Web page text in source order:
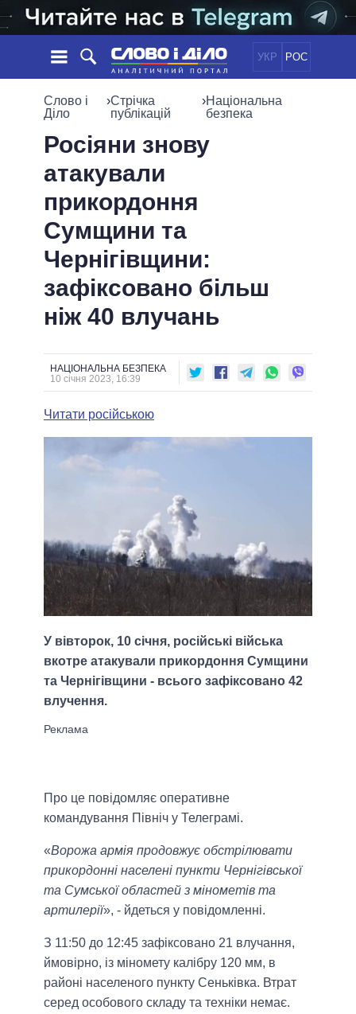
УКР РОС
НОВИНИ
СТРІЧКА
СТАТТІ
ДУМКИ
ОГЛЯДИ
ДАЙДЖЕСТИ
ЕКОНОМІКА
СВІТ
ПОЛIТИКИ
УСІ ПОЛІТИКИ
ПРЕЗИДЕНТ І ОФІС
ВЕРХОВНА РАДА
КАБІНЕТ МІНІСТРІВ
ГОЛОВИ ОБЛАДМІНІСТРАЦІЙ
МЕРИ МІСТ
ІНФОГРАФІКА
ВІДЕО
ПІДТРИМАТИ
ПОРІВНЯННЯ ПОЛІТИКІВ
Слово і
Діло
›Стрічка
публікацій
›Національна
безпека
Росіяни знову
атакували
прикордоння
Сумщини та
Чернігівщини:
зафіксовано більш
ніж 40 влучань
НАЦІОНАЛЬНА БЕЗПЕКА
10 січня 2023, 16:39
Читати російською
У вівторок, 10 січня, російські війська
вкотре атакували прикордоння Сумщини
та Чернігівщини - всього зафіксовано 42
влучення.
Про це повідомляє оперативне
командування Північ у Телеграмі.
«Ворожа армія продовжує обстрілювати
прикордонні населені пункти Чернігівської
та Сумської областей з мінометів та
артилерії», - йдеться у повідомленні.
З 11:50 до 12:45 зафіксовано 21 влучання,
ймовірно, із міномету калібру 120 мм, в
районі населеного пункту Сеньківка. Втрат
серед особового складу та техніки немає.